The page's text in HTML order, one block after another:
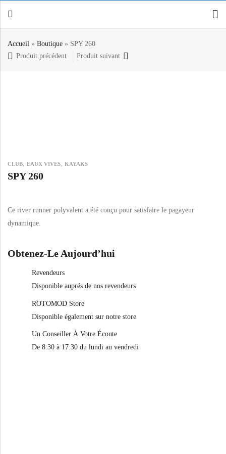
Accueil » Boutique » SPY 260
Produit précédent
Produit suivant
CLUB, EAUX VIVES, KAYAKS
SPY 260
Ce river runner polyvalent a été conçu pour satisfaire le pagayeur
dynamique.
Obtenez-Le Aujourd’hui
Revendeurs
Disponible auprés de nos revendeurs
ROTOMOD Store
Disponible également sur notre store
Un Conseiller À Votre Écoute
De 8:30 à 17:30 du lundi au vendredi